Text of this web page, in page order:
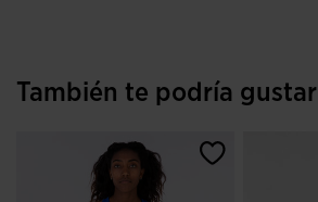
También te podría gustar